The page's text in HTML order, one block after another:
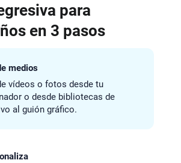
para
en 3 pasos
medios
vídeos o fotos desde tu
o desde bibliotecas de
al guión gráfico.